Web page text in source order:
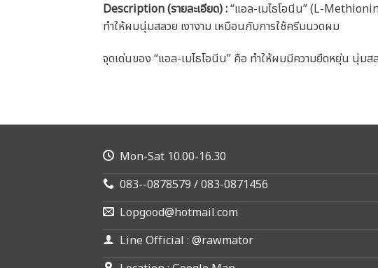
Description (รายละเอียด):“แอล-เมไธโอนีน” (L-
ทำให้ผมนุ่มสลวย เงางาม เหมือนกับการใช้ครีมนวดผม
จุดเด่นของ “แอล-เมไธโอนีน” คือ ทำให้ผมมีความยืดหยุ่น นุ่มส
Mon-Sat 10.00-16.30
083--0878579 / 083-0871456
Lopgood@hotmail.com
Line Official : @rawmator